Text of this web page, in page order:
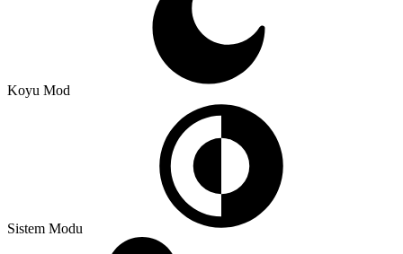
Koyu Mod
Sistem Modu